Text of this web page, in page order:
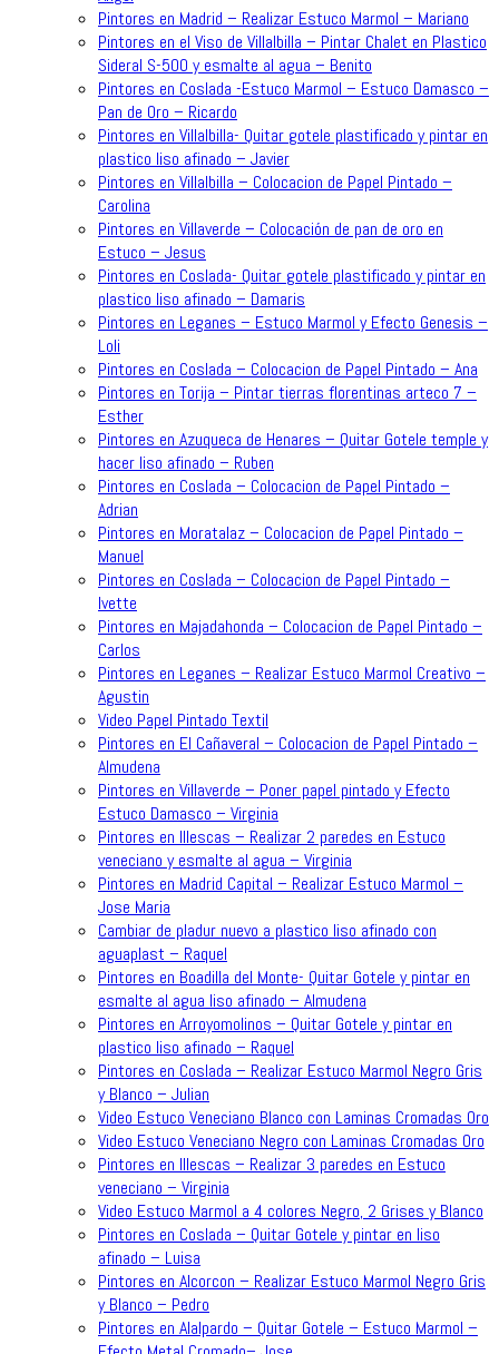
Pintores en Madrid – Realizar Estuco Marmol – Mariano
Pintores en el Viso de Villalbilla – Pintar Chalet en Plastico
Sideral S-500 y esmalte al agua – Benito
Pintores en Coslada -Estuco Marmol – Estuco Damasco –
Pan de Oro – Ricardo
Pintores en Villalbilla- Quitar gotele plastificado y pintar en
plastico liso afinado – Javier
Pintores en Villalbilla – Colocacion de Papel Pintado –
Carolina
Pintores en Villaverde – Colocación de pan de oro en
Estuco – Jesus
Pintores en Coslada- Quitar gotele plastificado y pintar en
plastico liso afinado – Damaris
Pintores en Leganes – Estuco Marmol y Efecto Genesis –
Loli
Pintores en Coslada – Colocacion de Papel Pintado – Ana
Pintores en Torija – Pintar tierras florentinas arteco 7 –
Esther
Pintores en Azuqueca de Henares – Quitar Gotele temple y
hacer liso afinado – Ruben
Pintores en Coslada – Colocacion de Papel Pintado –
Adrian
Pintores en Moratalaz – Colocacion de Papel Pintado –
Manuel
Pintores en Coslada – Colocacion de Papel Pintado –
Ivette
Pintores en Majadahonda – Colocacion de Papel Pintado –
Carlos
Pintores en Leganes – Realizar Estuco Marmol Creativo –
Agustin
Video Papel Pintado Textil
Pintores en El Cañaveral – Colocacion de Papel Pintado –
Almudena
Pintores en Villaverde – Poner papel pintado y Efecto
Estuco Damasco – Virginia
Pintores en Illescas – Realizar 2 paredes en Estuco
veneciano y esmalte al agua – Virginia
Pintores en Madrid Capital – Realizar Estuco Marmol –
Jose Maria
Cambiar de pladur nuevo a plastico liso afinado con
aguaplast – Raquel
Pintores en Boadilla del Monte- Quitar Gotele y pintar en
esmalte al agua liso afinado – Almudena
Pintores en Arroyomolinos – Quitar Gotele y pintar en
plastico liso afinado – Raquel
Pintores en Coslada – Realizar Estuco Marmol Negro Gris
y Blanco – Julian
Video Estuco Veneciano Blanco con Laminas Cromadas Oro
Video Estuco Veneciano Negro con Laminas Cromadas Oro
Pintores en Illescas – Realizar 3 paredes en Estuco
veneciano – Virginia
Video Estuco Marmol a 4 colores Negro, 2 Grises y Blanco
Pintores en Coslada – Quitar Gotele y pintar en liso
afinado – Luisa
Pintores en Alcorcon – Realizar Estuco Marmol Negro Gris
y Blanco – Pedro
Pintores en Alalpardo – Quitar Gotele – Estuco Marmol –